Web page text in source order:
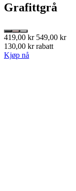
Grafittgrå
419,00 kr 549,00 kr
130,00 kr rabatt
Kjøp nå